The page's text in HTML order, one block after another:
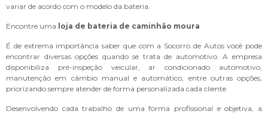
variar de acordo com o modelo da bateria.
Encontre uma loja de bateria de caminhão moura
É de extrema importância saber que com a Socorro de Autos você pode
encontrar diversas opções quando se trata de automotivo. A empresa
disponibiliza pré-inspeção veicular, ar condicionado automotivo,
manutenção em câmbio manual e automático, entre outras opções,
priorizando sempre atender de forma personalizada cada cliente.
Desenvolvendo cada trabalho de uma forma profissional e objetiva, a